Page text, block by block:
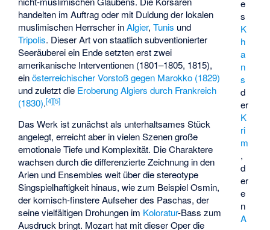
e
s
K
h
a
n
s
d
er
K
ri
m
,
d
er
e
n
A
handelten im Auftrag oder mit Duldung der lokalen
muslimischen Herrscher inAlgier,Tunis und
Tripolis. Dieser Art von staatlich subventionierter
Seeräubereiein Ende setzten erst zwei
amerikanische Interventionen (1801–1805, 1815),
einösterreichischer Vorstoß gegen Marokko (1829)
und zuletzt die Eroberung Algiers durch Frankreich
(1830).[4][5]
Das Werk ist zunächst als unterhaltsames Stück
angelegt, erreicht aber in vielen Szenen große
emotionale Tiefe und Komplexität. Die Charaktere
wachsen durch die differenzierte Zeichnung in den
Arien und Ensembles weit über die stereotype
Singspielhaftigkeit hinaus, wie zum Beispiel Osmin,
der komisch-finstere Aufseher des Paschas, der
seine vielfältigen Drohungen im Koloratur-Bass zum
Ausdruck bringt. Mozart hat mit dieser Oper die